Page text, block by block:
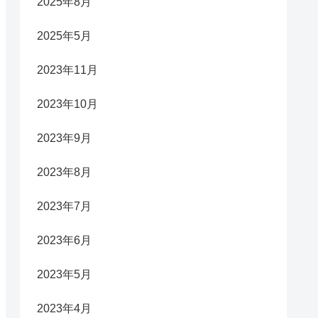
2025年5月
2023年11月
2023年10月
2023年9月
2023年8月
2023年7月
2023年6月
2023年5月
2023年4月